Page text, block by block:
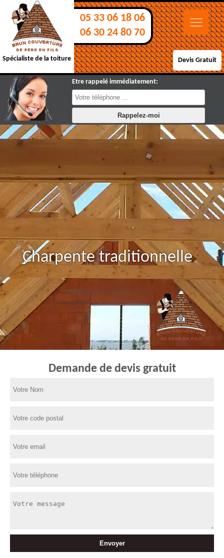
Spécialiste de la toiture
05 33 06 18 06
06 30 24 80 70
Devis Gratuit
Etre rappelé immédiatement:
Charpente traditionnelle
Demande de devis gratuit